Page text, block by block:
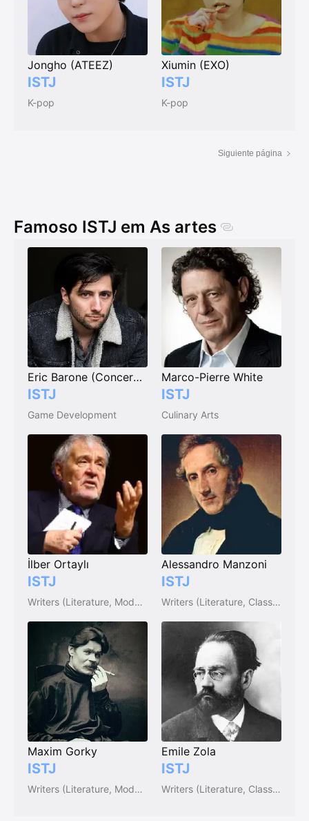
Jongho (ATEEZ)
ISTJ
K-pop
Xiumin (EXO)
ISTJ
K-pop
Siguiente página
Famoso ISTJ em As artes
Eric Barone (ConcernedApe)
ISTJ
Game Development
Marco-Pierre White
ISTJ
Culinary Arts
İlber Ortaylı
ISTJ
Writers (Literature, Modern)
Alessandro Manzoni
ISTJ
Writers (Literature, Classic)
Maxim Gorky
ISTJ
Writers (Literature, Modern)
Emile Zola
ISTJ
Writers (Literature, Classic)